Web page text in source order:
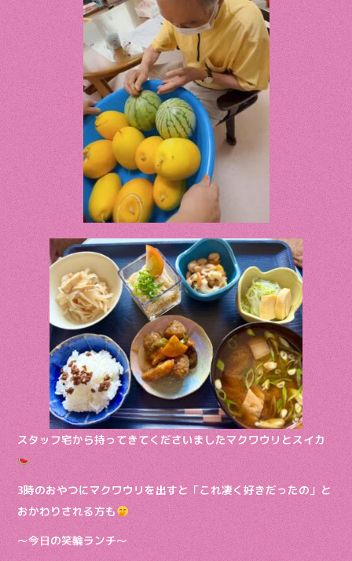
スタッフ宅から持ってきてくださいましたマクワウリとスイカ
3時のおやつにマクワウリを出すと「これ凄く好きだったの」と
おかわりされる方も
～今日の笑輪ランチ～